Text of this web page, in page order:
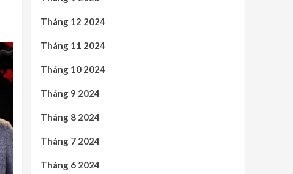
Tháng 12 2024
Tháng 11 2024
Tháng 10 2024
Tháng 9 2024
Tháng 8 2024
Tháng 7 2024
Tháng 6 2024